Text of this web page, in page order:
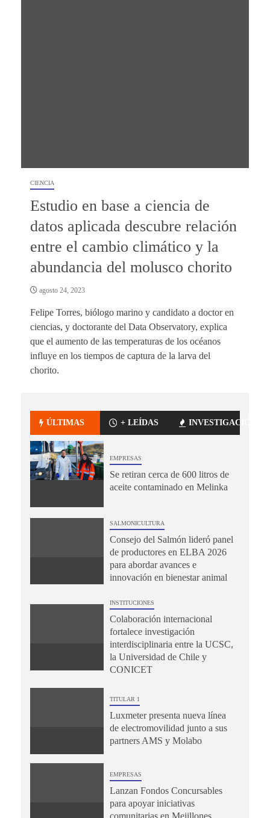
CIENCIA
Estudio en base a ciencia de
datos aplicada descubre relación
entre el cambio climático y la
abundancia del molusco chorito
agosto 24, 2023
Felipe Torres, biólogo marino y candidato a doctor en
ciencias, y doctorante del Data Observatory, explica
que el aumento de las temperaturas de los océanos
influye en los tiempos de captura de la larva del
chorito.
ÚLTIMAS + LEÍDAS INVESTIGACIÓN
EMPRESAS
Se retiran cerca de 600 litros de
aceite contaminado en Melinka
SALMONICULTURA
Consejo del Salmón lideró panel
de productores en ELBA 2026
para abordar avances e
innovación en bienestar animal
INSTITUCIONES
Colaboración internacional
fortalece investigación
interdisciplinaria entre la UCSC,
la Universidad de Chile y
CONICET
TITULAR 1
Luxmeter presenta nueva línea
de electromovilidad junto a sus
partners AMS y Molabo
EMPRESAS
Lanzan Fondos Concursables
para apoyar iniciativas
comunitarias en Mejillones